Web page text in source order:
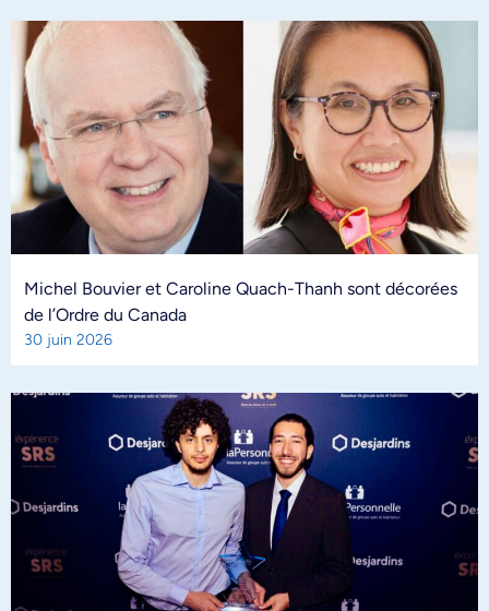
Michel Bouvier et Caroline Quach-Thanh sont décorées
de l’Ordre du Canada
30 juin 2026